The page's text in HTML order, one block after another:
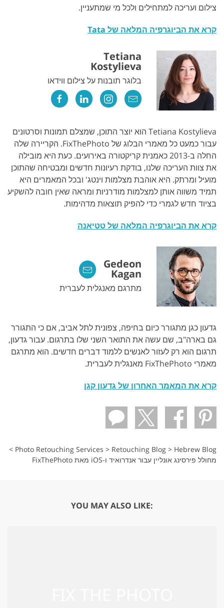
צילום ועריכה למתחילים ולכל מי שמתעניין.
קרא את הביוגרפיה המלאה של Tata
Tetiana
Kostylieva
בלוגר תובנות על צילום ווידאו
Tetiana Kostylieva הוא יוצר התוכן, שמצלם תמונות וסרטונים
עבור כמעט כל מאמרי הבלוג של FixThePhoto. הקריירה שלה
החלה ב-2013 כאמנית קריקטורה באירועים. כעת היא מובילה
את צוות העריכה שלנו, בודקת רעיונות חדשים ומבטיחה שהתוכן
מועיל ומרתק. היא אוהבת מצלמות וינטג' ובכל המאמרים היא
תמיד משווה אותן למצלמות מודרניות ומראה שאין חובה להשקיע
בציוד חדש לגמרי כדי להפיק תוצאות מדהימות.
קרא את הביוגרפיה המלאה של טטיאנה
Gedeon
Kagan
מתרגם מאנגלית לעברית
גדעון כגן מתגורר כיום בחיפה, צפונית לתל אביב, אם כי התגורר
גם בארה"ב, שם עשה את התואר השני שלו בתרגום. עבור גדעון,
תרגום הוא רק לעזור לאנשים ללמוד דברים חדשים. הוא מתרגם
מאמרי FixThePhoto מאנגלית לעברית.
קרא את המאמר האחרון של גדעון קגן
Photo Retouching Services > Retouching Blog > Hebrew Blog
>
מחולל פירסינג אונליין עבור אנדרואיד ו-iOS מאת FixThePhoto
YOU MAY ALSO LIKE: